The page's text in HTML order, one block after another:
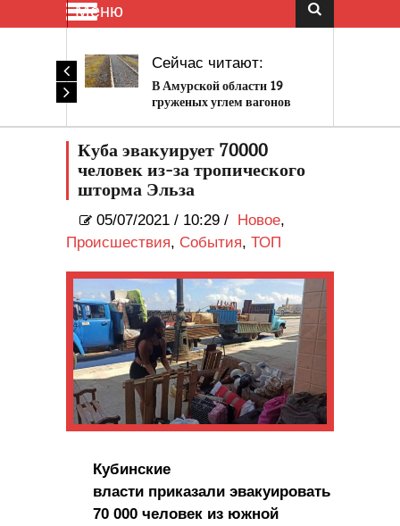
Меню
Сейчас читают:
В Амурской области 19
груженых углем вагонов
Куба эвакуирует 70000
человек из-за тропического
шторма Эльза
05/07/2021 / 10:29 / Новое,
Происшествия, События, ТОП
Кубинские
власти приказали эвакуировать
70 000 человек из южной